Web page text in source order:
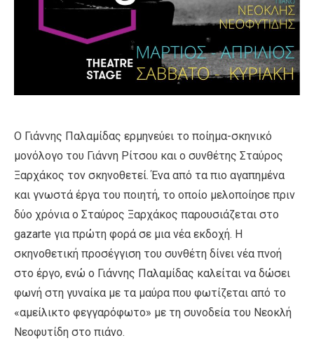
Ο Γιάννης Παλαμίδας ερμηνεύει το ποίημα-σκηνικό
μονόλογο του Γιάννη Ρίτσου και ο συνθέτης Σταύρος
Ξαρχάκος τον σκηνοθετεί. Ένα από τα πιο αγαπημένα
και γνωστά έργα του ποιητή, το οποίο μελοποίησε πριν
δύο χρόνια ο Σταύρος Ξαρχάκος παρουσιάζεται στο
gazarte για πρώτη φορά σε μια νέα εκδοχή. Η
σκηνοθετική προσέγγιση του συνθέτη δίνει νέα πνοή
στο έργο, ενώ ο Γιάννης Παλαμίδας καλείται να δώσει
φωνή στη γυναίκα με τα μαύρα που φωτίζεται από το
«αμείλικτο φεγγαρόφωτο» με τη συνοδεία του Νεοκλή
Νεοφυτίδη στο πιάνο.